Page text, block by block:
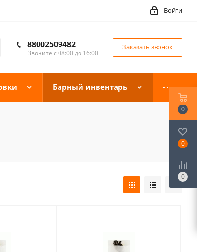
Войти
88002509482
Звоните с 08:00 до 16:00
Заказать звонок
Барный инвентарь
0
0
0